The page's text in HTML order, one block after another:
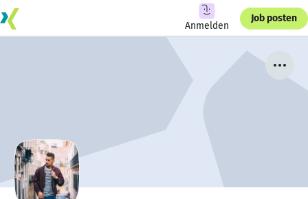
Anmelden
Job posten